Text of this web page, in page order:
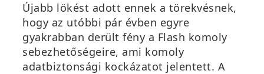
n
n
y
í
Újabb lökést adott ennek a törekvésnek,
hogy az utóbbi pár évben egyre
gyakrabban derült fény a Flash komoly
sebezhetőségeire, ami komoly
adatbiztonsági kockázatot jelentett. A